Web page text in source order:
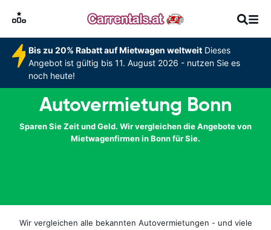
Bis zu 20% Rabatt auf Mietwagen weltweitDieses
Angebot ist gültig bis 11. August 2026 - nutzen Sie es
noch heute!
Autovermietung Bonn
Sparen Sie Zeit und Geld. Wir vergleichen die Angebote von
Mietwagenfirmen in Bonn für Sie.
Wir vergleichen alle bekannten Autovermietungen - und viele